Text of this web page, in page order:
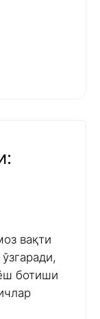
вақти
ботиши